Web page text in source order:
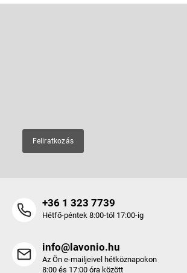
Feliratkozás
+36 1 323 7739
Hétfő-péntek 8:00-tól 17:00-ig
info@lavonio.hu
Az Ön e-mailjeivel hétköznapokon
8:00 és 17:00 óra között